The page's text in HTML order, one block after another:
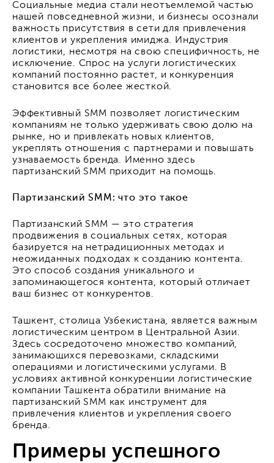
Социальные медиа стали неотъемлемой частью
нашей повседневной жизни, и бизнесы осознали
важность присутствия в сети для привлечения
клиентов и укрепления имиджа. Индустрия
логистики, несмотря на свою специфичность, не
исключение. Спрос на услуги логистических
компаний постоянно растет, и конкуренция
становится все более жесткой.
Эффективный SMM позволяет логистическим
компаниям не только удерживать свою долю на
рынке, но и привлекать новых клиентов,
укреплять отношения с партнерами и повышать
узнаваемость бренда. Именно здесь
партизанский SMM приходит на помощь.
Партизанский SMM: что это такое
Партизанский SMM — это стратегия
продвижения в социальных сетях, которая
базируется на нетрадиционных методах и
неожиданных подходах к созданию контента.
Это способ создания уникального и
запоминающегося контента, который отличает
ваш бизнес от конкурентов.
Ташкент, столица Узбекистана, является важным
логистическим центром в Центральной Азии.
Здесь сосредоточено множество компаний,
занимающихся перевозками, складскими
операциями и логистическими услугами. В
условиях активной конкуренции логистические
компании Ташкента обратили внимание на
партизанский SMM как инструмент для
привлечения клиентов и укрепления своего
бренда.
Примеры успешного